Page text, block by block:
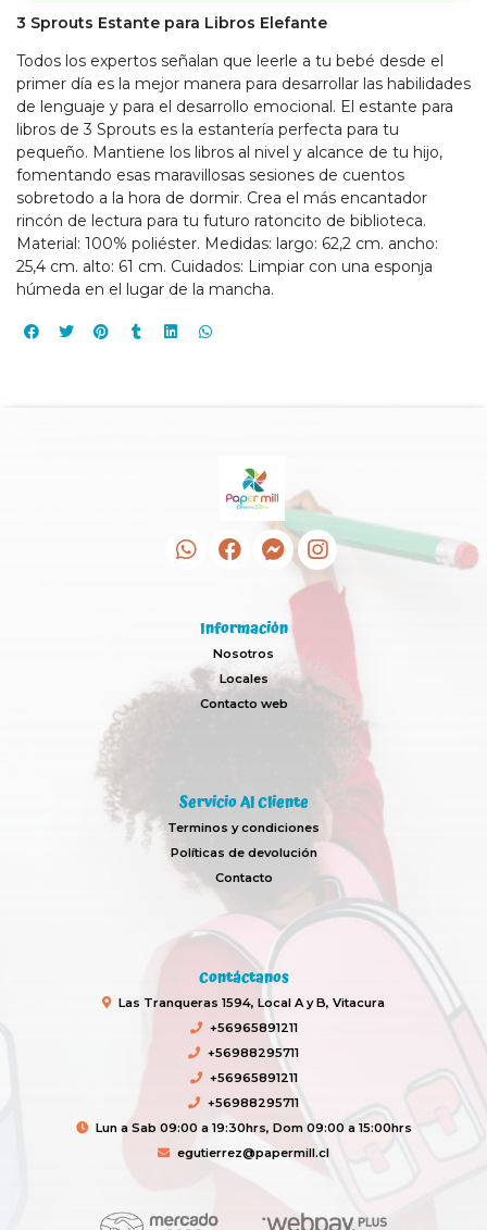
3 Sprouts Estante para Libros Elefante
Todos los expertos señalan que leerle a tu bebé desde el
primer día es la mejor manera para desarrollar las habilidades
de lenguaje y para el desarrollo emocional. El estante para
libros de 3 Sprouts es la estantería perfecta para tu
pequeño. Mantiene los libros al nivel y alcance de tu hijo,
fomentando esas maravillosas sesiones de cuentos
sobretodo a la hora de dormir. Crea el más encantador
rincón de lectura para tu futuro ratoncito de biblioteca.
Material: 100% poliéster. Medidas: largo: 62,2 cm. ancho:
25,4 cm. alto: 61 cm. Cuidados: Limpiar con una esponja
húmeda en el lugar de la mancha.
Información
Nosotros
Locales
Contacto web
Servicio Al Cliente
Terminos y condiciones
Políticas de devolución
Contacto
Contáctanos
Las Tranqueras 1594, Local A y B, Vitacura
+56965891211
+56988295711
+56965891211
+56988295711
Lun a Sab 09:00 a 19:30hrs, Dom 09:00 a 15:00hrs
egutierrez@papermill.cl